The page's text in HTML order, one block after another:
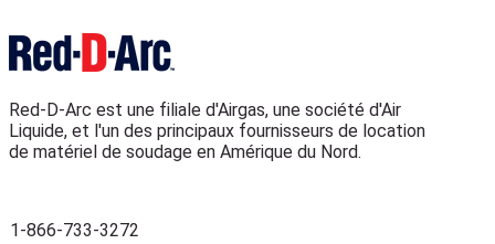
1-866-733-3272
Équipement de soudage